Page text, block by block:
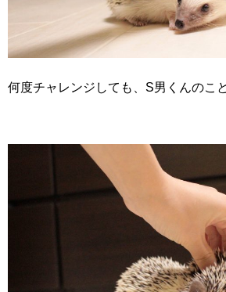
何度チャレンジしても、S男くんのこ